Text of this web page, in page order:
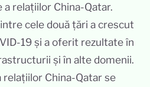
relațiilor China-Qatar.
cele două țări a crescut
19 și a oferit rezultate în
și în alte domenii.
China-Qatar se